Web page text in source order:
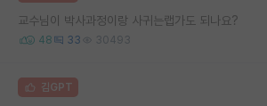
교수님이 박사과정이랑 사귀는랩가도 되나요?
48 33 30493
김GPT